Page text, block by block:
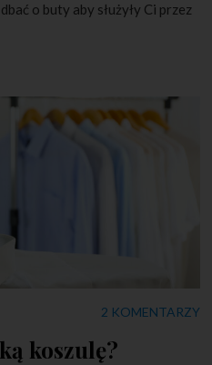
o buty aby służyły Ci przez
2 KOMENTARZY
koszulę?